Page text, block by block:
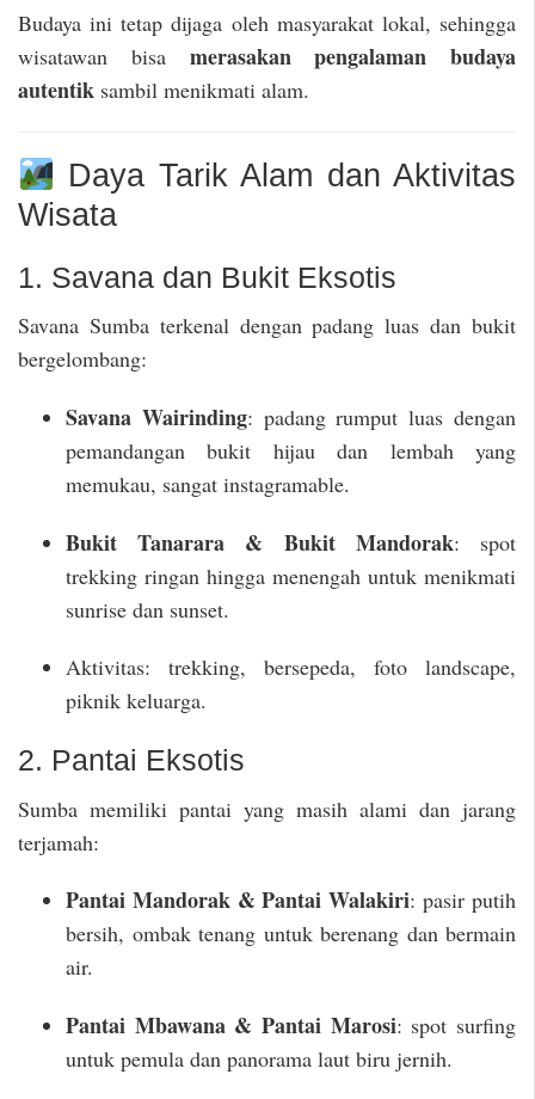
Budaya ini tetap dijaga oleh masyarakat lokal, sehingga
wisatawan bisa merasakan pengalaman budaya
autentik sambil menikmati alam.
Daya Tarik Alam dan Aktivitas
Wisata
1. Savana dan Bukit Eksotis
Savana Sumba terkenal dengan padang luas dan bukit
bergelombang:
Savana Wairinding: padang rumput luas dengan
pemandangan bukit hijau dan lembah yang
memukau, sangat instagramable.
Bukit Tanarara & Bukit Mandorak: spot
trekking ringan hingga menengah untuk menikmati
sunrise dan sunset.
Aktivitas: trekking, bersepeda, foto landscape,
piknik keluarga.
2. Pantai Eksotis
Sumba memiliki pantai yang masih alami dan jarang
terjamah:
Pantai Mandorak & Pantai Walakiri: pasir putih
bersih, ombak tenang untuk berenang dan bermain
air.
Pantai Mbawana & Pantai Marosi: spot surfing
untuk pemula dan panorama laut biru jernih.